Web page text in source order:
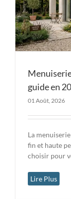
guide en
01 Août, 2026
La
fin et haute
choisir pour
Lire Plus